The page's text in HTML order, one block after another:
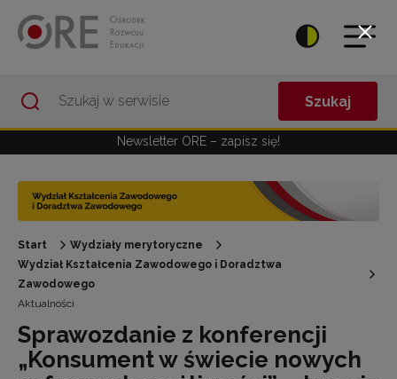
Szukaj
Newsletter ORE – zapisz się!
Start
Wydziały merytoryczne
Wydział Kształcenia Zawodowego i Doradztwa
Zawodowego
Aktualności
Sprawozdanie z konferencji
„Konsument w świecie nowych